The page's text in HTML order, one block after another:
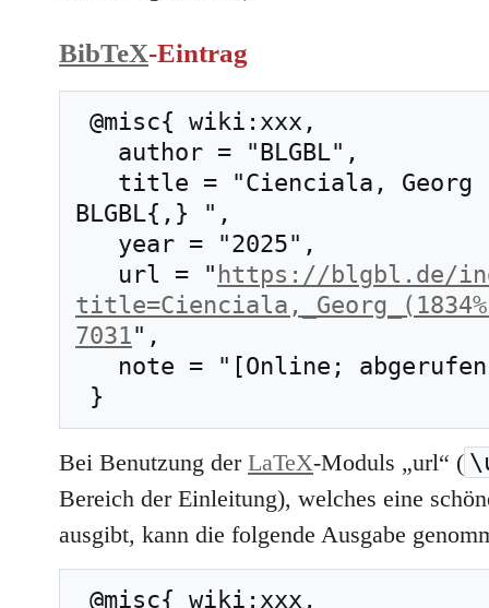
BibTeX-Eintrag
BLGBL{,} ",
   url = "
https://blgbl.de/
7031",
Bei Benutzung der LaTeX-Moduls „url“ (
Bereich der Einleitung), welches eine
ausgibt, kann die folgende Ausgabe